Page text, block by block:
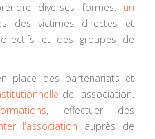
diverses formes: un
des victimes directes et
et des groupes de
place des partenariats et
de l'association.
, effectuer des
l'association auprès de